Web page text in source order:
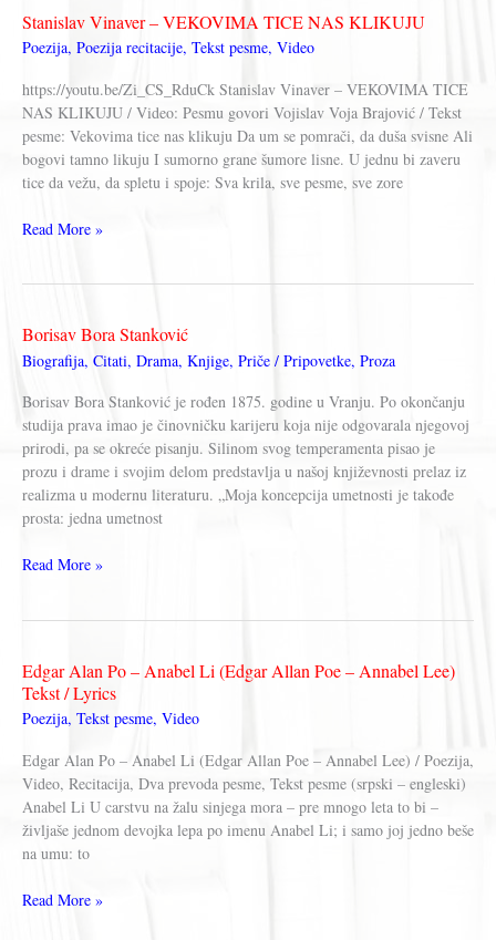
Stanislav Vinaver – VEKOVIMA TICE NAS KLIKUJU
Poezija, Poezija recitacije, Tekst pesme, Video
https://youtu.be/Zi_CS_RduCk Stanislav Vinaver – VEKOVIMA TICE
NAS KLIKUJU / Video: Pesmu govori Vojislav Voja Brajović / Tekst
pesme: Vekovima tice nas klikuju Da um se pomrači, da duša svisne Ali
bogovi tamno likuju I sumorno grane šumore lisne. U jednu bi zaveru
tice da vežu, da spletu i spoje: Sva krila, sve pesme, sve zore
Stanislav
NAS
KLIKUJU
Read More »
Borisav Bora Stanković
Biografija, Citati, Drama, Knjige, Priče / Pripovetke, Proza
Borisav Bora Stanković je rođen 1875. godine u Vranju. Po okončanju
studija prava imao je činovničku karijeru koja nije odgovarala njegovoj
prirodi, pa se okreće pisanju. Silinom svog temperamenta pisao je
prozu i drame i svojim delom predstavlja u našoj književnosti prelaz iz
realizma u modernu literaturu. „Moja koncepcija umetnosti je takođe
prosta: jedna umetnost
Borisav
Read More »
Edgar Alan Po – Anabel Li (Edgar Allan Poe – Annabel Lee)
Tekst / Lyrics
Poezija, Tekst pesme, Video
Edgar Alan Po – Anabel Li (Edgar Allan Poe – Annabel Lee) / Poezija,
Video, Recitacija, Dva prevoda pesme, Tekst pesme (srpski – engleski)
Anabel Li U carstvu na žalu sinjega mora – pre mnogo leta to bi –
življaše jednom devojka lepa po imenu Anabel Li; i samo joj jedno beše
na umu: to
Edgar
Read More »